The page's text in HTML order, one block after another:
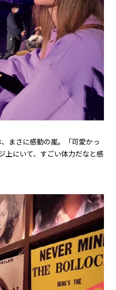
まさに感動の嵐。「可愛かっ
上にいて、すごい体力だなと感